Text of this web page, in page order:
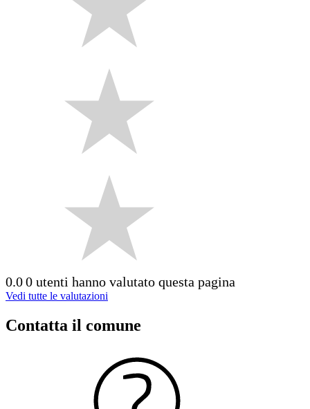
0.00 utenti hanno valutato questa pagina
Vedi tutte le valutazioni
Contatta il comune